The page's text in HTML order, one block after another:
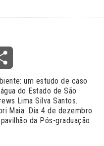
um estudo de caso
do Estado de São
Lima Silva Santos.
Maia. Dia 4 de dezembro
da Pós-graduação